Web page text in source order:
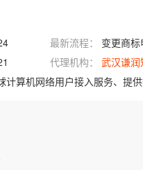
最新流程： 变更商标
代理机构： 武汉谦
用户接入服务、提供数据库接入